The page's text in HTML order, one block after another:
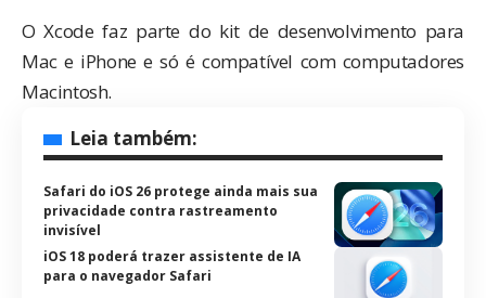
OXcode faz parte do kit de desenvolvimento para
Mac e iPhone e só é compatível com computadores
Macintosh.
Leia também:
Safari do iOS 26 protege ainda mais sua
privacidade contra rastreamento
invisível
iOS 18 poderá trazer assistente de IA
para o navegador Safari